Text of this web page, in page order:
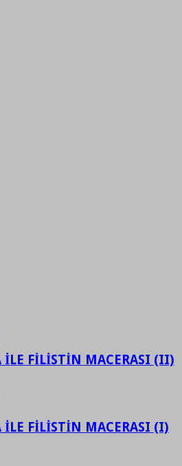
İLE FİLİSTİN MACERASI (II)
İLE FİLİSTİN MACERASI (I)